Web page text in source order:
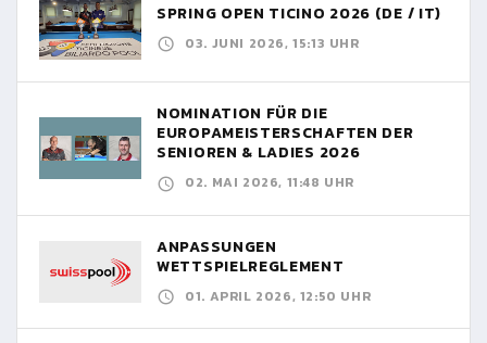
SPRING OPEN TICINO 2026 (DE / IT)
03. JUNI 2026, 15:13 UHR
NOMINATION FÜR DIE
EUROPAMEISTERSCHAFTEN DER
SENIOREN & LADIES 2026
02. MAI 2026, 11:48 UHR
ANPASSUNGEN
WETTSPIELREGLEMENT
01. APRIL 2026, 12:50 UHR